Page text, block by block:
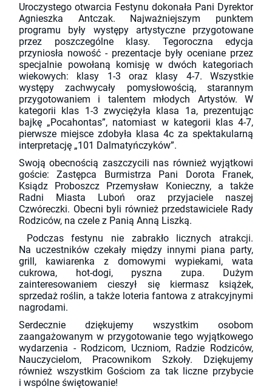
Uroczystego otwarcia Festynu dokonała Pani Dyrektor
Agnieszka Antczak. Najważniejszym punktem
programu były występy artystyczne przygotowane
przez poszczególne klasy. Tegoroczna edycja
przyniosła nowość - prezentacje były oceniane przez
specjalnie powołaną komisję w dwóch kategoriach
wiekowych: klasy 1-3 oraz klasy 4-7. Wszystkie
występy zachwycały pomysłowością, starannym
przygotowaniem i talentem młodych Artystów. W
kategorii klas 1-3 zwyciężyła klasa 1a, prezentując
bajkę „Pocahontas”, natomiast w kategorii klas 4-7,
pierwsze miejsce zdobyła klasa 4c za spektakularną
interpretację „101 Dalmatyńczyków”.
Swoją obecnością zaszczycili nas również wyjątkowi
goście: Zastępca Burmistrza Pani Dorota Franek,
Ksiądz Proboszcz Przemysław Konieczny, a także
Radni Miasta Luboń oraz przyjaciele naszej
Czwóreczki. Obecni byli również przedstawiciele Rady
Rodziców, na czele z Panią Anną Liszką.
Podczas festynu nie zabrakło licznych atrakcji.
Na uczestników czekały między innymi piana party,
grill, kawiarenka z domowymi wypiekami, wata
cukrowa, hot-dogi, pyszna zupa. Dużym
zainteresowaniem cieszył się kiermasz książek,
sprzedaż roślin, a także loteria fantowa z atrakcyjnymi
nagrodami.
Serdecznie dziękujemy wszystkim osobom
zaangażowanym w przygotowanie tego wyjątkowego
wydarzenia - Rodzicom, Uczniom, Radzie Rodziców,
Nauczycielom, Pracownikom Szkoły. Dziękujemy
również wszystkim Gościom za tak liczne przybycie
i wspólne świętowanie!